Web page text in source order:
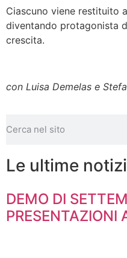
Ciascuno viene restituito
diventando protagonista
crescita.
con Luisa Demelas e
Le ultime
DEMO DI
PRESENTAZIONI